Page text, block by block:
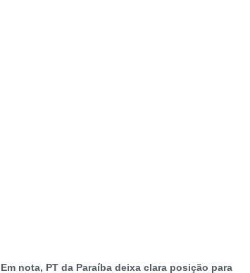
Em nota, PT da Paraíba deixa clara posição para